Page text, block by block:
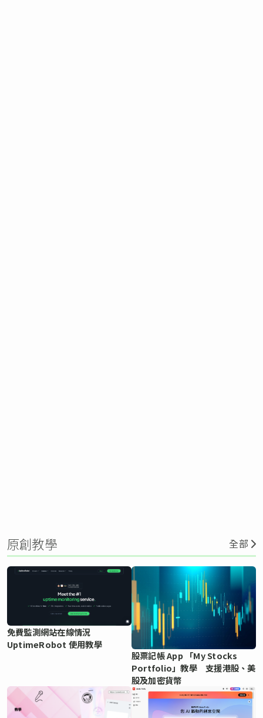
原創教學 全部
免費監測網站在線情況
UptimeRobot 使用教學
股票記帳 App 「My Stocks
Portfolio」教學 支援港股、美
股及加密貨幣